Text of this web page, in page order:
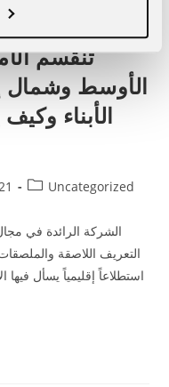
تنقسم
الأوسط وشمال
الأبناء
PostUncategorized
التعريف اللاصقة
استطلاعاً إقليمياً يسأل